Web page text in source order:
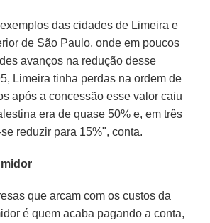
das cidades de Limeira e
de São Paulo, onde em poucos
avanços na redução desse
Limeira tinha perdas na ordem de
após a concessão esse valor caiu
era de quase 50% e, em três
reduzir para 15%", conta.
que arcam com os custos da
é quem acaba pagando a conta,